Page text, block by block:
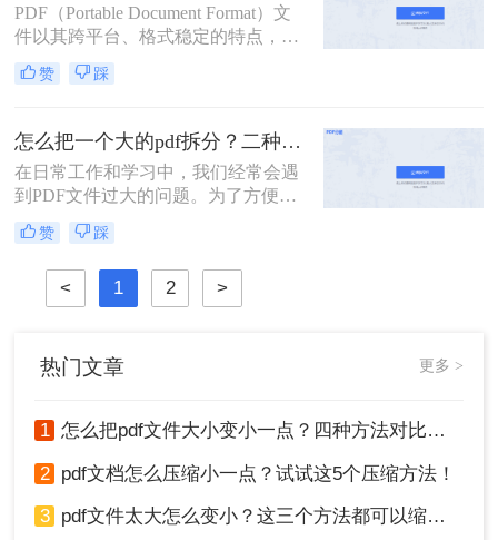
PDF文件拆分的方法和步骤，帮助读
者轻松实现PDF文件的拆分操作。
PDF（Portable Document Format）文
件以其跨平台、格式稳定的特点，在
办公、学习等领域得到了广泛应用。
然而，有时我们需要对PDF文件进行
内容。本文将详细介绍pdf拆分怎么弄
的方法，帮助读者轻松完成这一操
作。
赞 踩
怎么把一个大的pdf拆分？二种pdf拆分方法看一看！
在日常工作和学习中，我们经常会遇
到PDF文件过大的问题。为了方便管
理和使用，有时需要将大型PDF文件
拆分成多个较小的文件。那么怎么把
一个大的pdf拆分呢？本文将为您介绍
两种实用的拆分大型PDF文件的方
法，帮助您轻松应对这一需求。
赞 踩
< 1 2 >
热门文章 更多 >
1 怎么把pdf文件大小变小一点？四种方法对比，一看就懂！
2 pdf文档怎么压缩小一点？试试这5个压缩方法！
3 pdf文件太大怎么变小？这三个方法都可以缩小！